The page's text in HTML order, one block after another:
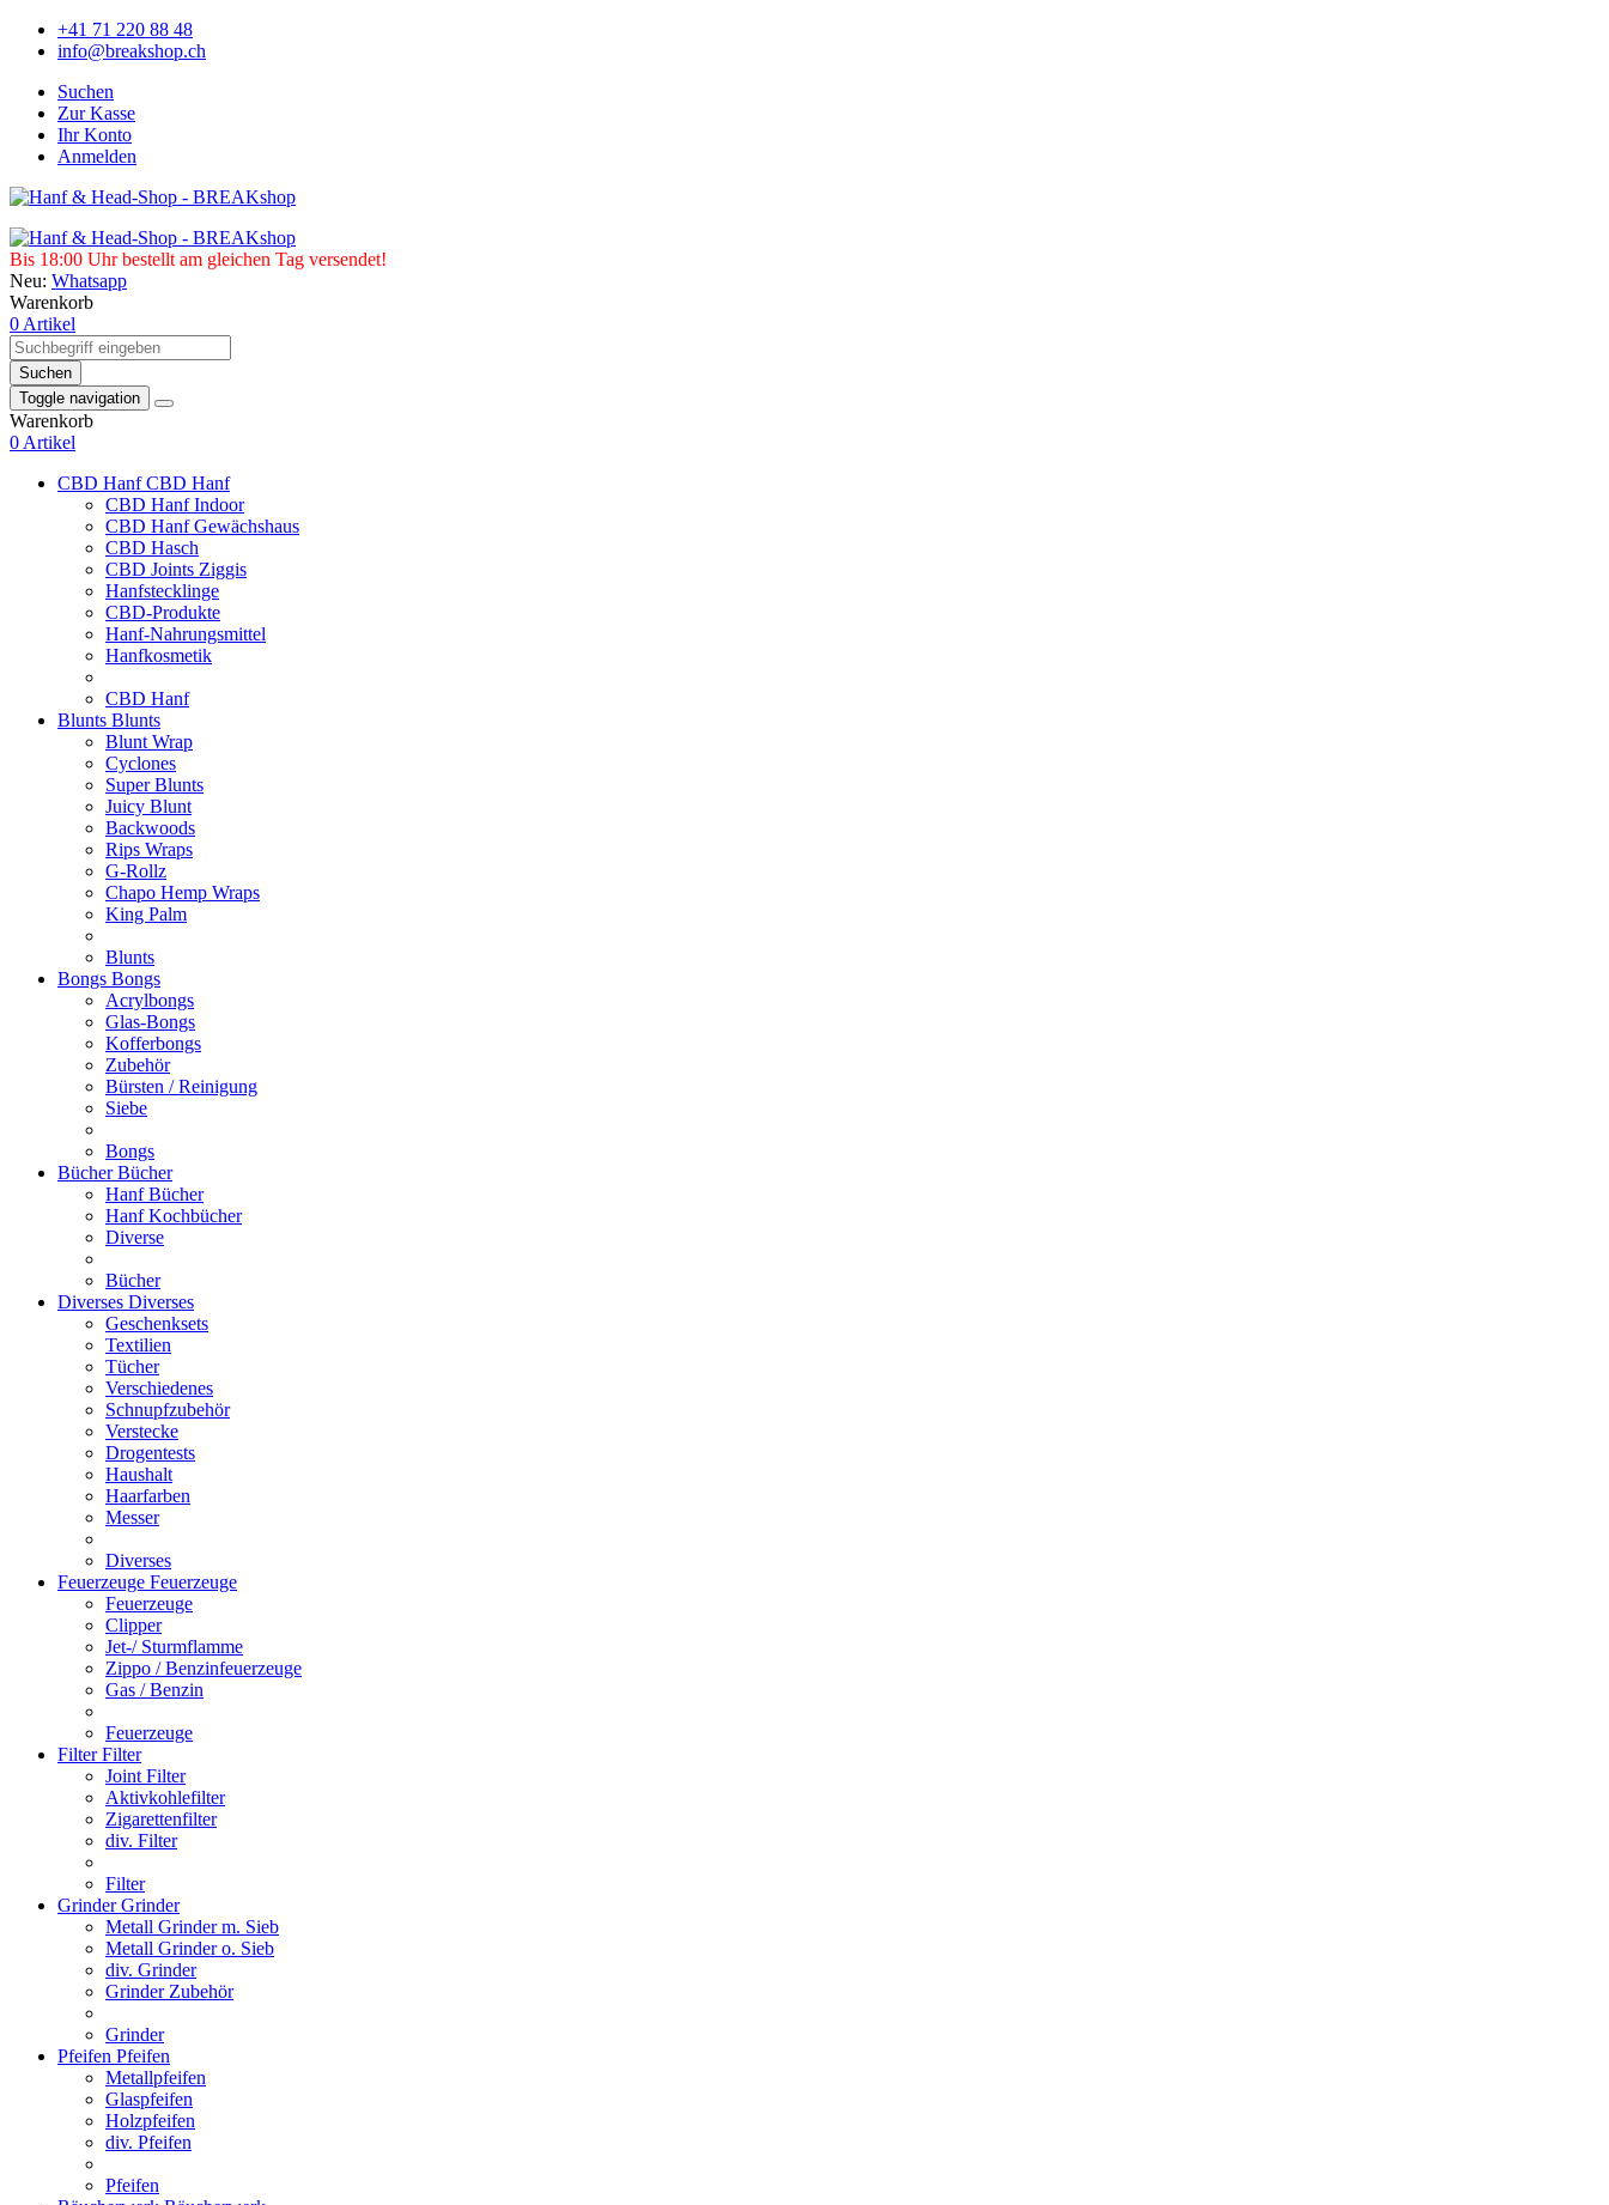
+41 71 220 88 48
info@breakshop.ch
Suchen
Zur Kasse
Ihr Konto
Anmelden
Bis 18:00 Uhr bestellt am gleichen Tag versendet!
Neu: Whatsapp
Warenkorb
0 Artikel
Suchen
Toggle navigation
Warenkorb
0 Artikel
CBD HanfCBD Hanf
CBD Hanf Indoor
CBD Hanf Gewächshaus
CBD Hasch
CBD Joints Ziggis
Hanfstecklinge
CBD-Produkte
Hanf-Nahrungsmittel
Hanfkosmetik
CBD Hanf
Blunts Blunts
Blunt Wrap
Cyclones
Super Blunts
Juicy Blunt
Backwoods
Rips Wraps
G-Rollz
Chapo Hemp Wraps
King Palm
Blunts
Bongs Bongs
Acrylbongs
Glas-Bongs
Kofferbongs
Zubehör
Bürsten / Reinigung
Siebe
Bongs
BücherBücher
Hanf Bücher
Hanf Kochbücher
Diverse
Bücher
Diverses Diverses
Geschenksets
Textilien
Tücher
Verschiedenes
Schnupfzubehör
Verstecke
Drogentests
Haushalt
Haarfarben
Messer
Diverses
Feuerzeuge Feuerzeuge
Feuerzeuge
Clipper
Jet-/ Sturmflamme
Zippo / Benzinfeuerzeuge
Gas / Benzin
Feuerzeuge
FilterFilter
Joint Filter
Aktivkohlefilter
Zigarettenfilter
div. Filter
Filter
GrinderGrinder
Metall Grinder m. Sieb
Metall Grinder o. Sieb
div. Grinder
Grinder Zubehör
Grinder
Pfeifen Pfeifen
Metallpfeifen
Glaspfeifen
Holzpfeifen
div. Pfeifen
Pfeifen